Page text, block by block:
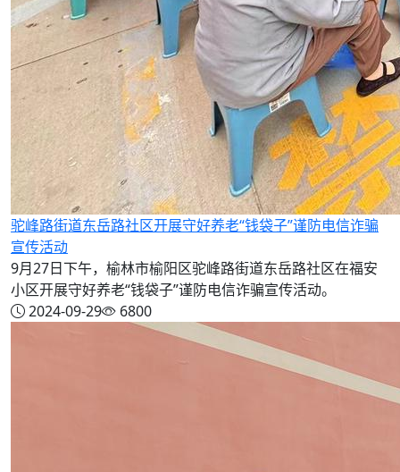
驼峰路街道东岳路社区开展守好养老“钱袋子”谨防电信诈骗
宣传活动
9月27日下午，榆林市榆阳区驼峰路街道东岳路社区在福安
小区开展守好养老“钱袋子”谨防电信诈骗宣传活动。
2024-09-29
6800